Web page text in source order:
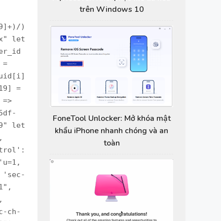
'__spin_r': '1018964480', '__spin_b': 'trunk', '__spin_t': '1734543424', '__jssesw': '1', 'fb_api_caller_class': 'RelayModern', 'fb_api_req_friendly_name': 'useMV4BCreateBizApplicationMutation', 'variables': '{"input":{"client_mutation_id":"4","actor_id":"' + uid + '","business_id":"' + bm_id + '","is_eligible_for_complementary_offer":false,"prepayment_selected_assets":["' + page_id + '"],"selected_country":"' + selected_country + '"}}', 'server_timestamps': 'true', 'doc_id': '7314636908665494' }) })).json(); console.log(response) headers['x-fb-friendly-name'] = "Bill
trên Windows 10
FoneTool Unlocker: Mở khóa mật
khẩu iPhone nhanh chóng và an
toàn